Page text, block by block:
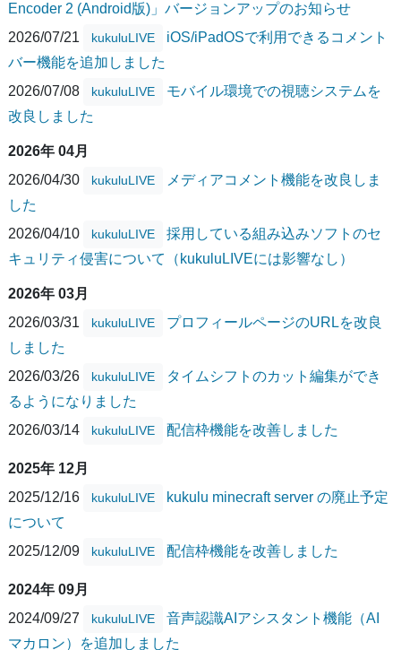
Encoder 2 (Android版)」バージョンアップのお知らせ
2026/07/21
kukuluLIVE
iOS/iPadOSで利用できるコメント
バー機能を追加しました
2026/07/08
kukuluLIVE
モバイル環境での視聴システムを
改良しました
2026年 04月
2026/04/30
kukuluLIVE
メディアコメント機能を改良しま
した
2026/04/10
kukuluLIVE
採用している組み込みソフトのセ
キュリティ侵害について（kukuluLIVEには影響なし）
2026年 03月
2026/03/31
kukuluLIVE
プロフィールページのURLを改良
しました
2026/03/26
kukuluLIVE
タイムシフトのカット編集ができ
るようになりました
2026/03/14
kukuluLIVE 配信枠機能を改善しました
2025年 12月
2025/12/16
kukuluLIVE
kukulu minecraft server の廃止予定
について
2025/12/09
kukuluLIVE 配信枠機能を改善しました
2024年 09月
2024/09/27
kukuluLIVE
音声認識AIアシスタント機能（AI
マカロン）を追加しました